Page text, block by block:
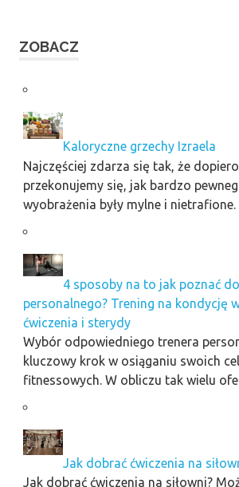
ZOBACZ
Kaloryczne grzechy Izraela
Najczęściej zdarza się tak, że
przekonujemy się, jak bardzo
wyobrażenia były mylne i
4 sposoby na to jak poznać
personalnego? Trening na kondycję
ćwiczenia i sterydy
Wybór odpowiedniego trenera
kluczowy krok w osiąganiu swoich
fitnessowych. W obliczu tak wielu
Jak dobrać ćwiczenia na
Jak dobrać ćwiczenia na siłowni?